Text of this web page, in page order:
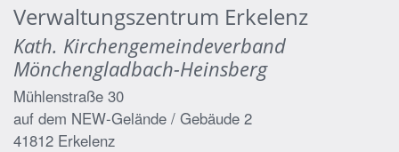
Verwaltungszentrum Erkelenz
Kath. Kirchengemeindeverband
Mönchengladbach-Heinsberg
Mühlenstraße 30
auf dem NEW-Gelände / Gebäude 2
41812 Erkelenz